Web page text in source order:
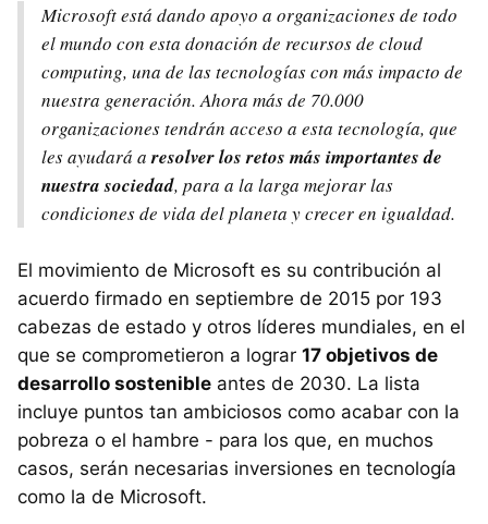
Microsoft está dando apoyo a organizaciones de todo
el mundo con esta donación de recursos de cloud
computing, una de las tecnologías con más impacto de
nuestra generación. Ahora más de 70.000
organizaciones tendrán acceso a esta tecnología, que
les ayudará aresolver los retos más importantes de
nuestra sociedad, para a la larga mejorar las
condiciones de vida del planeta y crecer en igualdad.
El movimiento de Microsoft es su contribución al
acuerdo firmado en septiembre de 2015 por 193
cabezas de estado y otros líderes mundiales, en el
que se comprometieron a lograr 17 objetivos de
desarrollo sostenible antes de 2030. La lista
incluye puntos tan ambiciosos como acabar con la
pobreza o el hambre - para los que, en muchos
casos, serán necesarias inversiones en tecnología
como la de Microsoft.